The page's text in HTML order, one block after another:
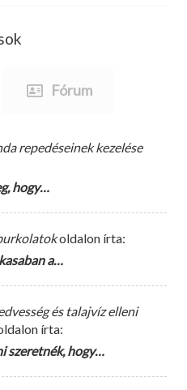
Fórum
repedéseinek kezelése
hogy…
oldalon írta:
a…
és talajvíz elleni
írta:
szeretnék, hogy…